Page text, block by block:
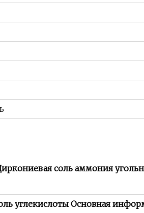
соль аммония
углекислоты Основная